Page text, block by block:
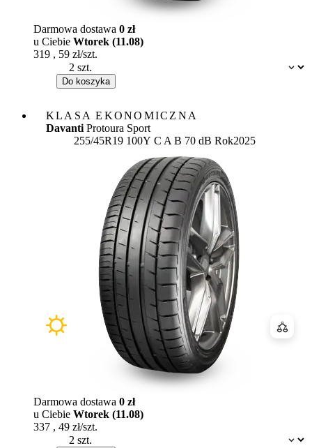
Dostępność:
Darmowa dostawa 0 zł
u Ciebie Wtorek (11.08)
319 , 59 zł/szt.
Do koszyka
KLASA EKONOMICZNA
Davanti Protoura Sport
255/45R19 100Y Etykieta:
C A B 70 dB Rok2025
Dostępność:
Darmowa dostawa 0 zł
u Ciebie Wtorek (11.08)
337 , 49 zł/szt.